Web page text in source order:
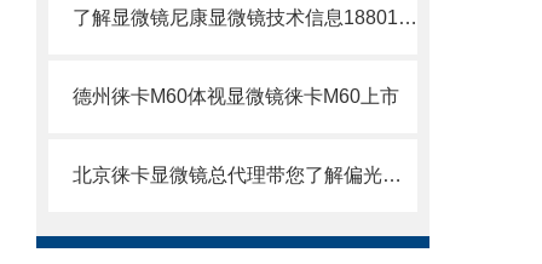
了解显微镜尼康显微镜技术信息18801100233
德州徕卡M60体视显微镜徕卡M60上市
北京徕卡显微镜总代理带您了解偏光显微镜